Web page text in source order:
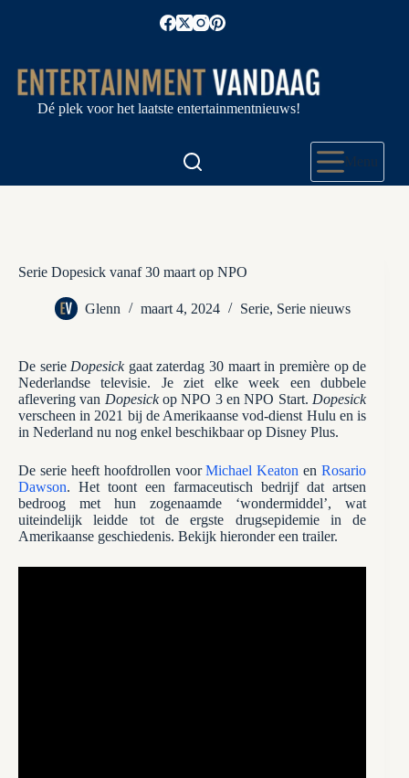
Dé plek voor het laatste entertainmentnieuws!
Menu
Serie Dopesick vanaf 30 maart op NPO
Glenn maart 4, 2024 Serie, Serie nieuws
De serie Dopesickgaat zaterdag 30 maart in première op de
Nederlandse televisie. Je ziet elke week een dubbele
aflevering van Dopesickop NPO 3 en NPO Start. Dopesick
verscheen in 2021 bij de Amerikaanse vod-dienst Hulu en is
in Nederland nu nog enkel beschikbaar op Disney Plus.
De serie heeft hoofdrollen voorMichael Keaton enRosario
Dawson. Het toont een farmaceutisch bedrijf dat artsen
bedroog met hun zogenaamde ‘wondermiddel’, wat
uiteindelijk leidde tot de ergste drugsepidemie in de
Amerikaanse geschiedenis. Bekijk hieronder een trailer.